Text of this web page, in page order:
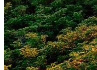
Vasco